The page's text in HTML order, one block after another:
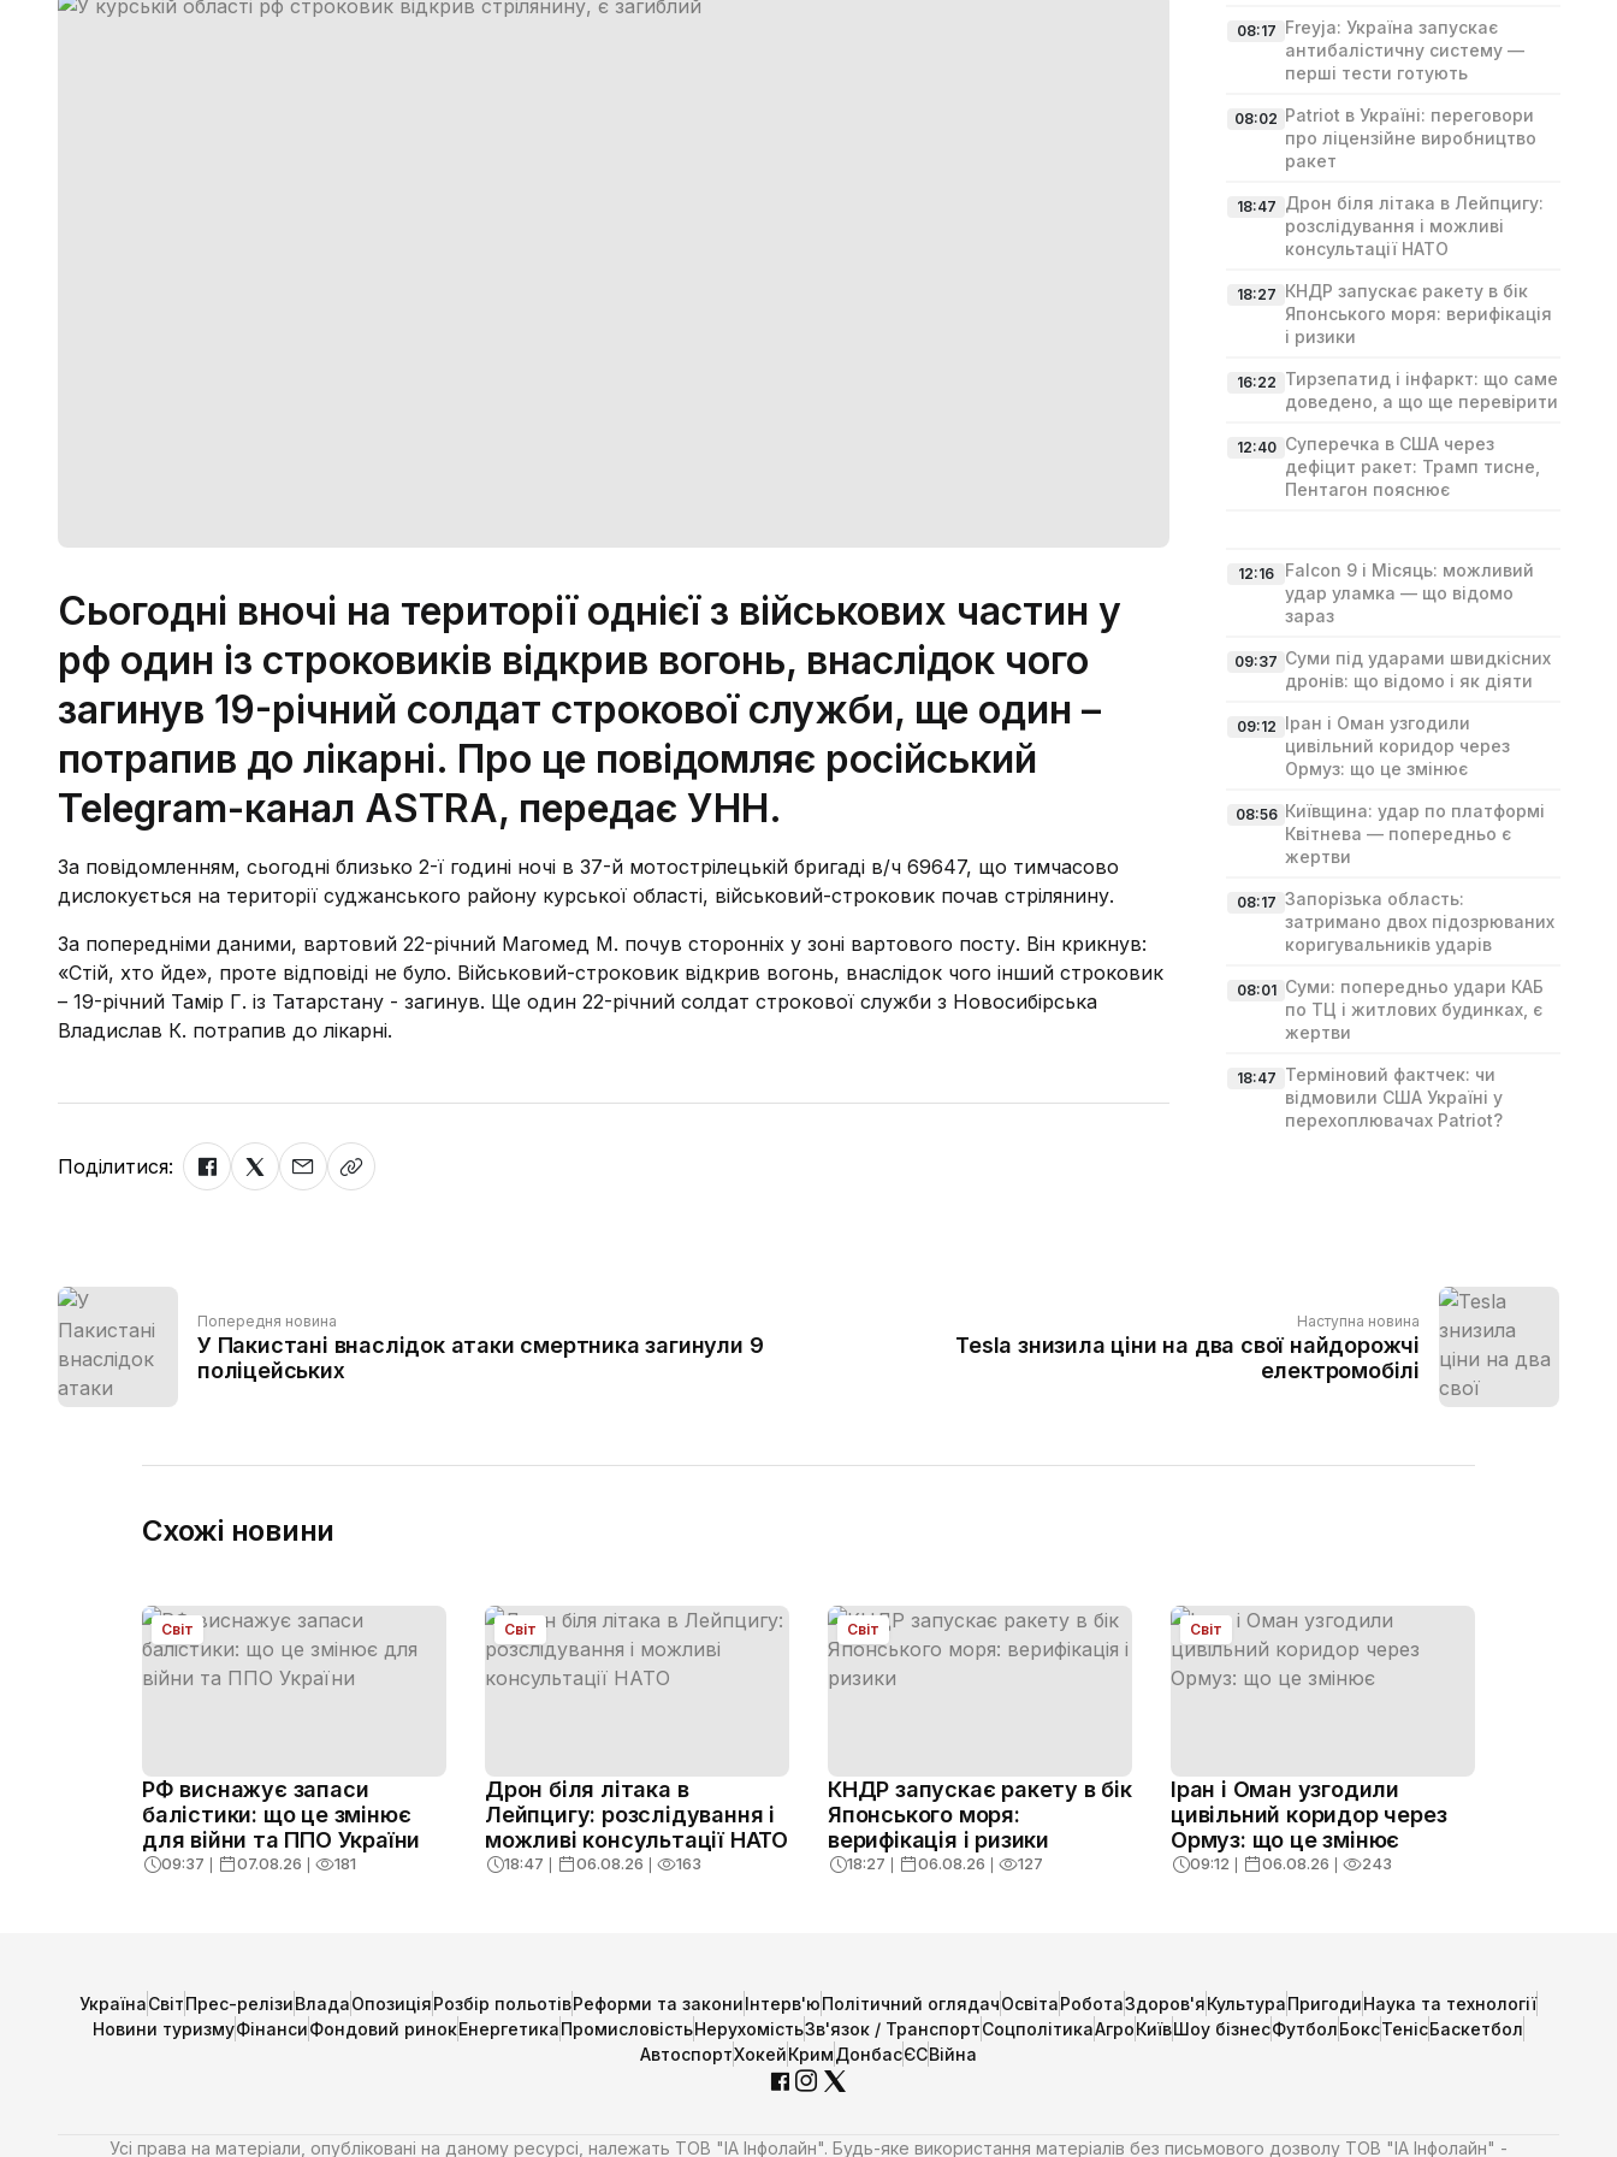
Сьогодні вночі на території однієї з військових частин у
рф один із строковиків відкрив вогонь, внаслідок чого
загинув 19-річний солдат строкової служби, ще один –
потрапив до лікарні. Про це повідомляє російський
Telegram-канал ASTRA, передає УНН.
За повідомленням, сьогодні близько 2-ї годині ночі в 37-й мотострілецькій бригаді в/ч 69647, що тимчасово
дислокується на території суджанського району курської області, військовий-строковик почав стрілянину.
За попередніми даними, вартовий 22-річний Магомед М. почув сторонніх у зоні вартового посту. Він крикнув:
«Стій, хто йде», проте відповіді не було. Військовий-строковик відкрив вогонь, внаслідок чого інший строковик
– 19-річний Тамір Г. із Татарстану - загинув. Ще один 22-річний солдат строкової служби з Новосибірська
Владислав К. потрапив до лікарні.
Поділитися:
08:17 Freyja: Україна запускає
антибалістичну систему —
перші тести готують
08:02 Patriot в Україні: переговори
про ліцензійне виробництво
ракет
18:47 Дрон біля літака в Лейпцигу:
розслідування і можливі
консультації НАТО
18:27 КНДР запускає ракету в бік
Японського моря: верифікація
і ризики
16:22 Тирзепатид і інфаркт: що саме
доведено, а що ще перевірити
12:40 Суперечка в США через
дефіцит ракет: Трамп тисне,
Пентагон пояснює
12:16
Falcon 9 і Місяць: можливий
удар уламка — що відомо
зараз
09:37 Суми під ударами швидкісних
дронів: що відомо і як діяти
09:12 Іран і Оман узгодили
цивільний коридор через
Ормуз: що це змінює
08:56 Київщина: удар по платформі
Квітнева — попередньо є
жертви
08:17 Запорізька область:
затримано двох підозрюваних
коригувальників ударів
08:01 Суми: попередньо удари КАБ
по ТЦ і житлових будинках, є
жертви
18:47 Терміновий фактчек: чи
відмовили США Україні у
перехоплювачах Patriot?
Попередня новина
У Пакистані внаслідок атаки смертника загинули 9
поліцейських
Наступна новина
Tesla знизила ціни на два свої найдорожчі
електромобілі
Схожі новини
Світ
РФ виснажує запаси
балістики: що це змінює
для війни та ППО України
09:37 ❘ 07.08.26 ❘ 181
Світ
Дрон біля літака в
Лейпцигу: розслідування і
можливі консультації НАТО
18:47 ❘ 06.08.26 ❘ 163
Світ
КНДР запускає ракету в бік
Японського моря:
верифікація і ризики
18:27 ❘ 06.08.26 ❘ 127
Світ
Іран і Оман узгодили
цивільний коридор через
Ормуз: що це змінює
09:12 ❘ 06.08.26 ❘ 243
УкраїнаСвітПрес-релізиВладаОпозиціяРозбір польотівРеформи та закониІнтерв'юПолітичний оглядачОсвітаРоботаЗдоров'яКультураПригодиНаука та технології
Новини туризмуФінансиФондовий ринокЕнергетикаПромисловістьНерухомістьЗв'язок / ТранспортСоцполітикаАгроКиївШоу бізнесФутболБоксТенісБаскетбол
АвтоспортХокейКримДонбасЄСВійна
Усі права на матеріали, опубліковані на даному ресурсі, належать ТОВ "ІА Інфолайн". Будь-яке використання матеріалів без письмового дозволу ТОВ "ІА Інфолайн" -